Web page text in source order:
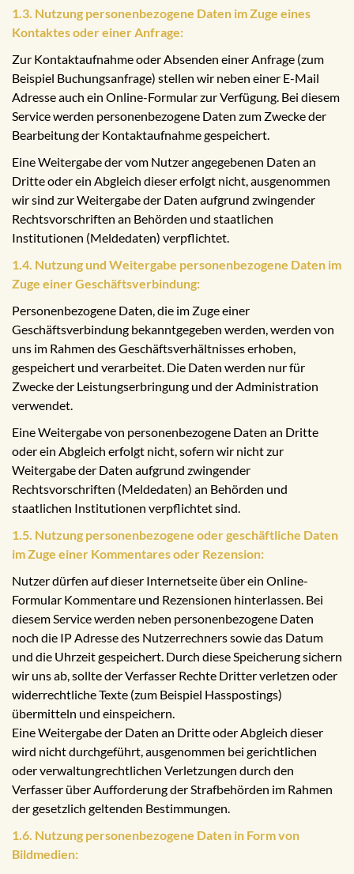
1.3. Nutzung personenbezogene Daten im Zuge eines
Kontaktes oder einer Anfrage:
Zur Kontaktaufnahme oder Absenden einer Anfrage (zum
Beispiel Buchungsanfrage) stellen wir neben einer E-Mail
Adresse auch ein Online-Formular zur Verfügung. Bei diesem
Service werden personenbezogene Daten zum Zwecke der
Bearbeitung der Kontaktaufnahme gespeichert.
Eine Weitergabe der vom Nutzer angegebenen Daten an
Dritte oder ein Abgleich dieser erfolgt nicht, ausgenommen
wir sind zur Weitergabe der Daten aufgrund zwingender
Rechtsvorschriften an Behörden und staatlichen
Institutionen (Meldedaten) verpflichtet.
1.4. Nutzung und Weitergabe personenbezogene Daten im
Zuge einer Geschäftsverbindung:
Personenbezogene Daten, die im Zuge einer
Geschäftsverbindung bekanntgegeben werden, werden von
uns im Rahmen des Geschäftsverhältnisses erhoben,
gespeichert und verarbeitet. Die Daten werden nur für
Zwecke der Leistungserbringung und der Administration
verwendet.
Eine Weitergabe von personenbezogene Daten an Dritte
oder ein Abgleich erfolgt nicht, sofern wir nicht zur
Weitergabe der Daten aufgrund zwingender
Rechtsvorschriften (Meldedaten) an Behörden und
staatlichen Institutionen verpflichtet sind.
1.5. Nutzung personenbezogene oder geschäftliche Daten
im Zuge einer Kommentares oder Rezension:
Nutzer dürfen auf dieser Internetseite über ein Online-
Formular Kommentare und Rezensionen hinterlassen. Bei
diesem Service werden neben personenbezogene Daten
noch die IP Adresse des Nutzerrechners sowie das Datum
und die Uhrzeit gespeichert. Durch diese Speicherung sichern
wir uns ab, sollte der Verfasser Rechte Dritter verletzen oder
widerrechtliche Texte (zum Beispiel Hasspostings)
übermitteln und einspeichern.
Eine Weitergabe der Daten an Dritte oder Abgleich dieser
wird nicht durchgeführt, ausgenommen bei gerichtlichen
oder verwaltungrechtlichen Verletzungen durch den
Verfasser über Aufforderung der Strafbehörden im Rahmen
der gesetzlich geltenden Bestimmungen.
1.6. Nutzung personenbezogene Daten in Form von
Bildmedien: